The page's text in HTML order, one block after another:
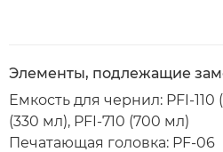
Элементы, подлежащие
Емкость для чернил: PFI-110
(330 мл), PFI-710 (700 мл)
Печатающая головка: PF-06